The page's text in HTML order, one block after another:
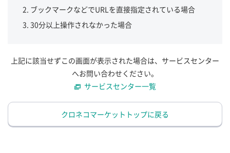
ブックマークなどでURLを直接指定されている場合
30分以上操作されなかった場合
上記に該当せずこの画面が表示された場合は、サービスセンター
へお問い合わせください。
サービスセンター一覧
クロネコマーケットトップに戻る